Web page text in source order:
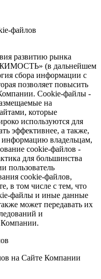
файлов
развитию рынка
(в дальнейшем
сбора информации с
позволяет повысить
Сookie-файлы -
на
которые
используются для
эффективнее, а также,
информацию владельцам,
cookie-файлов -
для большинства
пользователь
cookie-файлов,
в том числе с тем, что
файлы и иные данные
может передавать их
и
Компании.
на Сайте Компании